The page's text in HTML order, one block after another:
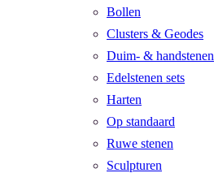
Bollen
Clusters & Geodes
Duim- & handstenen
Edelstenen sets
Harten
Op standaard
Ruwe stenen
Sculpturen